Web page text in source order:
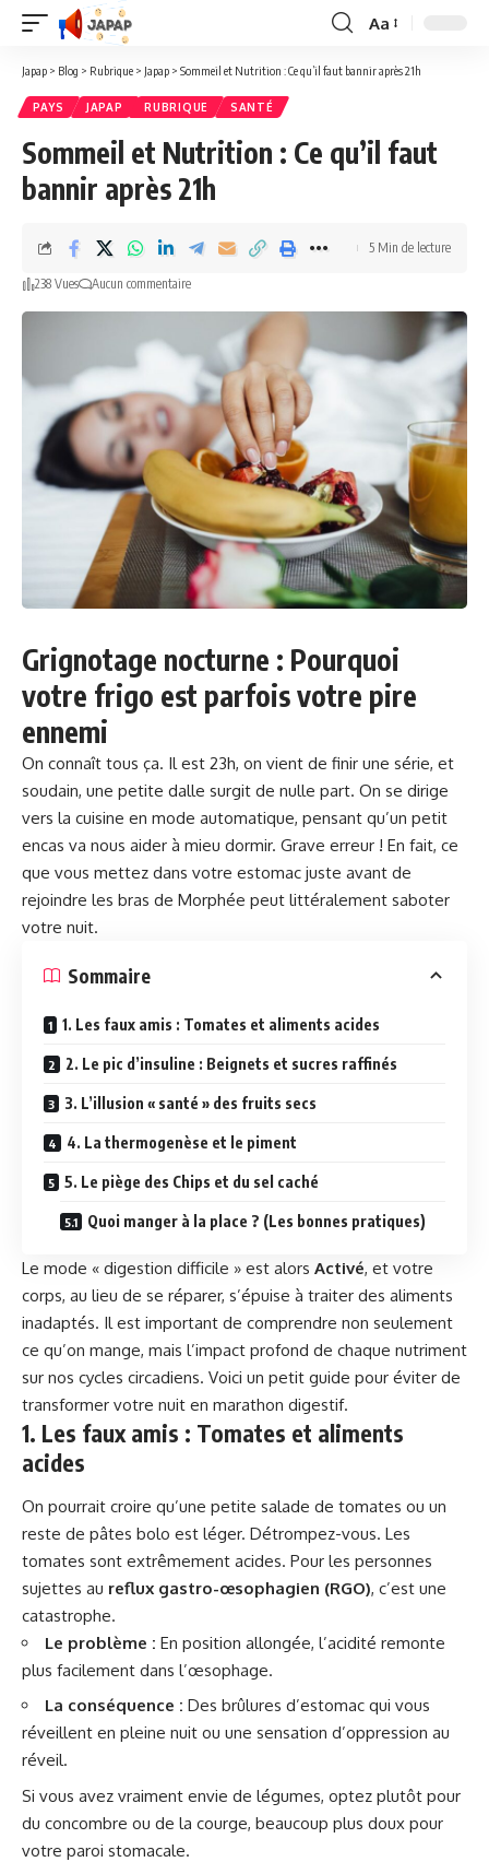
Redimensionner
la
Aa
Japap > Blog > Rubrique > Japap > Sommeil et Nutrition : Ce qu’il faut bannir après 21h
PAYS JAPAP RUBRIQUE SANTÉ
Sommeil et Nutrition : Ce qu’il faut
bannir après 21h
238 Vues Aucun commentaire
5 Min de lecture
Grignotage nocturne : Pourquoi
votre frigo est parfois votre pire
ennemi
On connaît tous ça. Il est 23h, on vient de finir une série, et
soudain, une petite dalle surgit de nulle part. On se dirige
vers la cuisine en mode automatique, pensant qu’un petit
encas va nous aider à mieu dormir. Grave erreur ! En fait, ce
que vous mettez dans votre estomac juste avant de
rejoindre les bras de Morphée peut littéralement saboter
votre nuit.
Sommaire
1. Les faux amis : Tomates et aliments acides
2. Le pic d’insuline : Beignets et sucres raffinés
3. L’illusion « santé » des fruits secs
4. La thermogenèse et le piment
5. Le piège des Chips et du sel caché
Quoi manger à la place ? (Les bonnes pratiques)
Le mode « digestion difficile » est alors Activé, et votre
corps, au lieu de se réparer, s’épuise à traiter des aliments
inadaptés. Il est important de comprendre non seulement
ce qu’on mange, mais l’impact profond de chaque nutriment
sur nos cycles circadiens. Voici un petit guide pour éviter de
transformer votre nuit en marathon digestif.
1. Les faux amis : Tomates et aliments
acides
On pourrait croire qu’une petite salade de tomates ou un
reste de pâtes bolo est léger. Détrompez-vous. Les
tomates sont extrêmement acides. Pour les personnes
sujettes au reflux gastro-œsophagien (RGO), c’est une
catastrophe.
Le problème : En position allongée, l’acidité remonte
plus facilement dans l’œsophage.
La conséquence : Des brûlures d’estomac qui vous
réveillent en pleine nuit ou une sensation d’oppression au
réveil.
Si vous avez vraiment envie de légumes, optez plutôt pour
du concombre ou de la courge, beaucoup plus doux pour
votre paroi stomacale.